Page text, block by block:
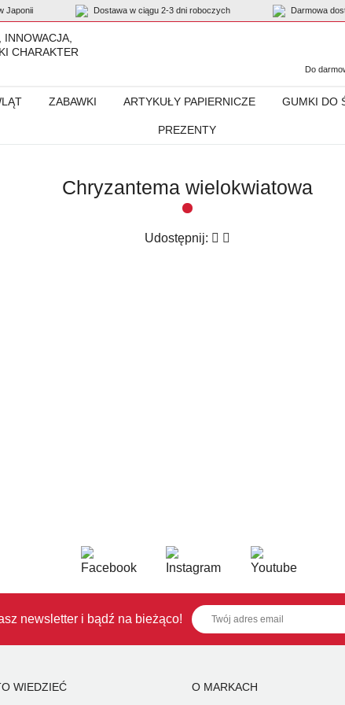
Japonii Dostawa w ciągu 2-3 dni roboczych Darmowa
INNOWACJA,
CHARAKTER
Do
ZABAWKI ARTYKUŁY PAPIERNICZE GUMKI DO
PREZENTY
Chryzantema wielokwiatowa
Udostępnij:
newsletter i bądź na bieżąco!
WIEDZIEĆ O MARKACH